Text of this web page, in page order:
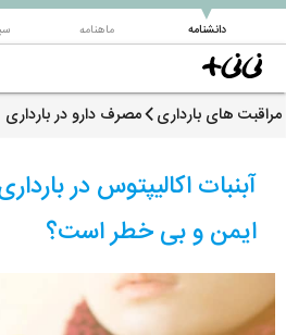
دانشنامه
▼ ماهنامه
مراقبت های بارداری مصرف دارو در بارداری
آبنبات اکالیپتوس در
ایمن و بی خطر است؟